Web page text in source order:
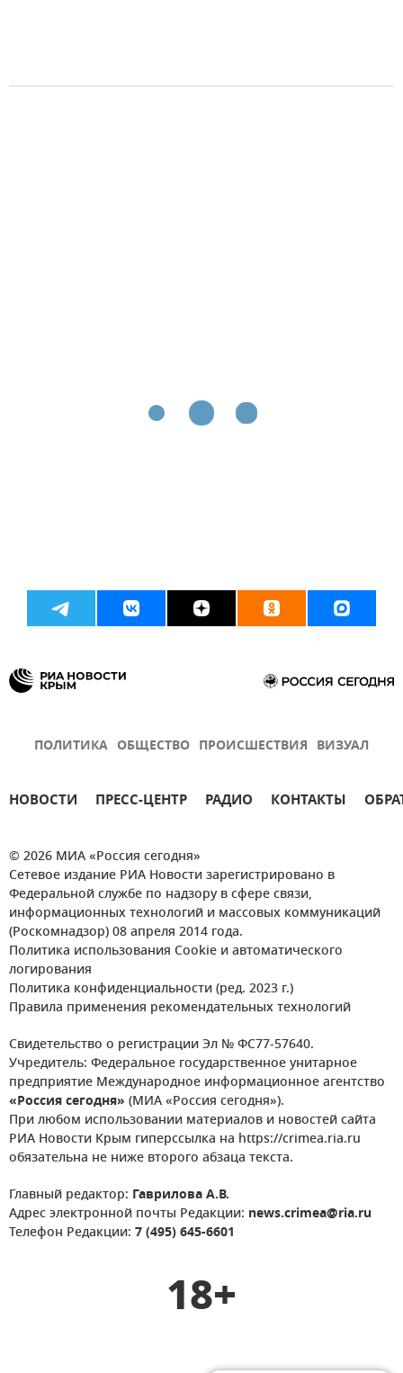
ПОЛИТИКА ОБЩЕСТВО ПРОИСШЕСТВИЯ ВИЗУАЛ
НОВОСТИ ПРЕСС-ЦЕНТР РАДИО КОНТАКТЫ
© 2026 МИА «Россия сегодня»
Сетевое издание РИА Новости зарегистрировано в
Федеральной службе по надзору в сфере связи,
информационных технологий и массовых коммуникаций
(Роскомнадзор) 08 апреля 2014 года.
Политика использования Cookie и автоматического
логирования
Политика конфиденциальности (ред. 2023 г.)
Правила применения рекомендательных технологий
Свидетельство о регистрации Эл № ФС77-57640.
Учредитель: Федеральное государственное унитарное
предприятие Международное информационное агентство
«Россия сегодня» (МИА «Россия сегодня»).
При любом использовании материалов и новостей сайта
РИА Новости Крым гиперссылка на https://crimea.ria.ru
обязательна не ниже второго абзаца текста.
Главный редактор: Гаврилова А.В.
Адрес электронной почты Редакции: news.crimea@ria.ru
Телефон Редакции: 7 (495) 645-6601
18+